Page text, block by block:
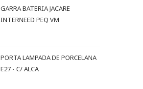
GARRA BATERIA JACARE
INTERNEED PEQ VM
PORTA LAMPADA DE PORCELANA
E27 - C/ ALCA